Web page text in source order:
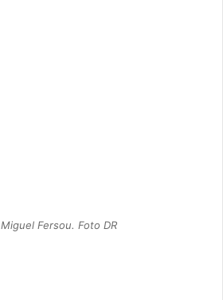
Miguel Fersou. Foto DR